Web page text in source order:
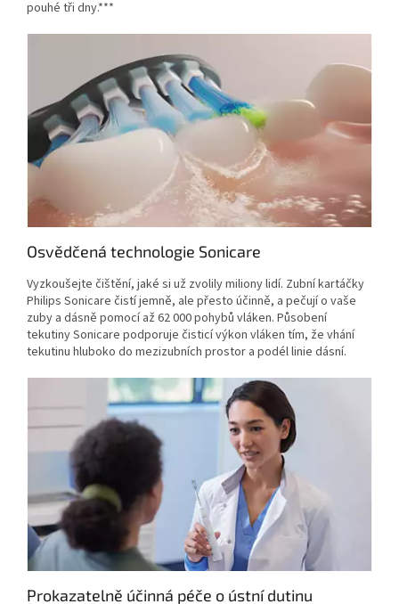
pouhé tři dny.***
Osvědčená technologie Sonicare
Vyzkoušejte čištění, jaké si už zvolily miliony lidí. Zubní kartáčky
Philips Sonicare čistí jemně, ale přesto účinně, a pečují o vaše
zuby a dásně pomocí až 62 000 pohybů vláken. Působení
tekutiny Sonicare podporuje čisticí výkon vláken tím, že vhání
tekutinu hluboko do mezizubních prostor a podél linie dásní.
Prokazatelně účinná péče o ústní dutinu